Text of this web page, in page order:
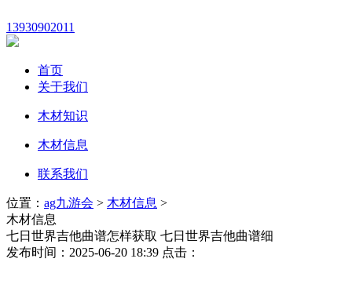
13930902011
首页
关于我们
木材知识
木材信息
联系我们
位置： ag九游会 > 木材信息 >
木材信息
七日世界吉他曲谱怎样获取 七日世界吉他曲谱细
发布时间：2025-06-20 18:39 点击：